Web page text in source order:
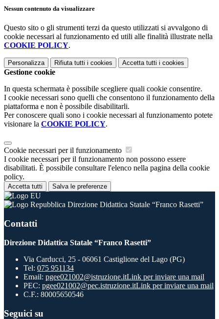
Nessun contenuto da visualizzare
Questo sito o gli strumenti terzi da questo utilizzati si avvalgono di
cookie necessari al funzionamento ed utili alle finalità illustrate nella
COOKIE POLICY.
Personalizza Rifiuta tutti i cookies Accetta tutti i cookies
Gestione cookie
In questa schermata è possibile scegliere quali cookie consentire.
I cookie necessari sono quelli che consentono il funzionamento della
piattaforma e non è possibile disabilitarli.
Per conoscere quali sono i cookie necessari al funzionamento potete
visionare la COOKIE POLICY.
Cookie necessari per il funzionamento
I cookie necessari per il funzionamento non possono essere
disabilitati. È possibile consultare l'elenco nella pagina della cookie
policy.
Accetta tutti Salva le preferenze
Direzione Didattica Statale “Franco Rasetti”
Contatti
Direzione Didattica Statale “Franco Rasetti”
Via Carducci, 25 - 06061 Castiglione del Lago (PG)
Tel: 075 951134
Email: pgee021002@istruzione.itLink per inviare una mail
PEC: pgee021002@pec.istruzione.itLink per inviare una mail
C.F.: 80005650546
Seguici su